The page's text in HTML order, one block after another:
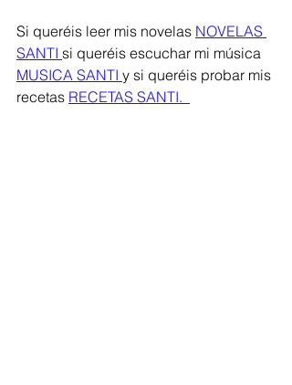
Si queréis leer mis novelas NOVELAS
SANTI si queréis escuchar mi música
MUSICA SANTI y si queréis probar mis
recetas RECETAS SANTI.